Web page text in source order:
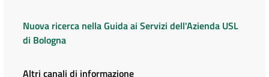
Nuova ricerca nella Guida ai Servizi dell'Azienda USL
di Bologna
Altri canali di informazione